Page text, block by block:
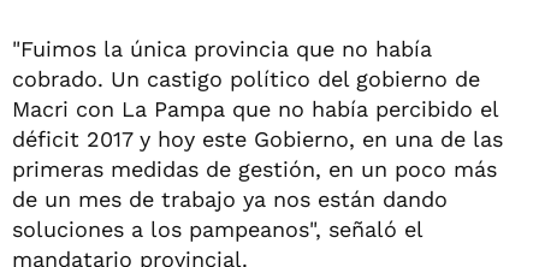
"Fuimos la única provincia que no había
cobrado. Un castigo político del gobierno de
Macri con La Pampa que no había percibido el
déficit 2017 y hoy este Gobierno, en una de las
primeras medidas de gestión, en un poco más
de un mes de trabajo ya nos están dando
soluciones a los pampeanos", señaló el
mandatario provincial.